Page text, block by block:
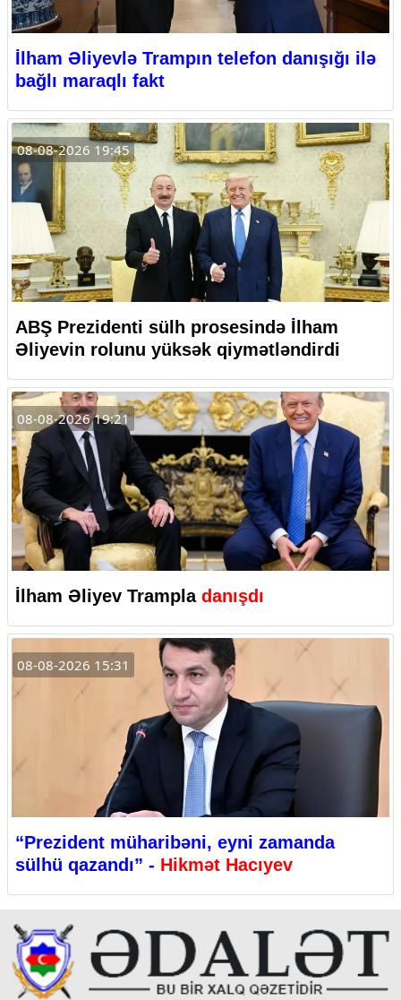
İlham Əliyevlə Trampın telefon danışığı ilə
bağlı maraqlı fakt
08-08-2026 19:45
ABŞ Prezidenti sülh prosesində İlham
Əliyevin rolunu yüksək qiymətləndirdi
08-08-2026 19:21
İlham Əliyev Trampla danışdı
08-08-2026 15:31
“Prezident müharibəni, eyni zamanda
sülhü qazandı” - Hikmət Hacıyev